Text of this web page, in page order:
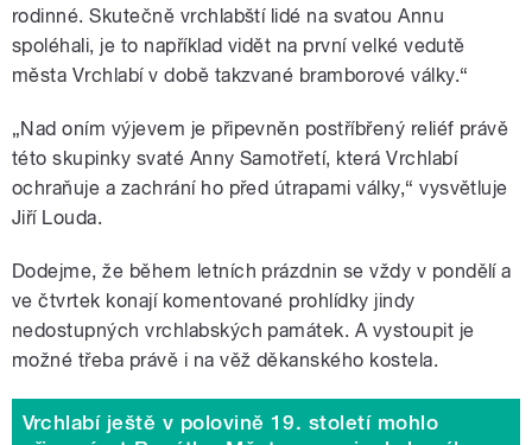
rodinné. Skutečně vrchlabští lidé na svatou Annu
spoléhali, je to například vidět na první velké vedutě
města Vrchlabí v době takzvané bramborové války.“
„Nad oním výjevem je připevněn postříbřený reliéf právě
této skupinky svaté Anny Samotřetí, která Vrchlabí
ochraňuje a zachrání ho před útrapami války,“ vysvětluje
Jiří Louda.
Dodejme, že během letních prázdnin se vždy v pondělí a
ve čtvrtek konají komentované prohlídky jindy
nedostupných vrchlabských památek. A vystoupit je
možné třeba právě i na věž děkanského kostela.
Vrchlabí ještě v polovině 19. století mohlo